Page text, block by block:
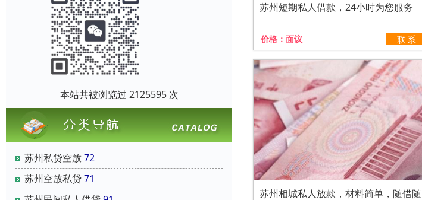
本站共被浏览过 2125595 次
苏州私贷空放72
苏州空放私贷71
苏州短期私人借款，24小时为您服务
价格： 面议 联系
苏州相城私人放款，材料简单，随借随